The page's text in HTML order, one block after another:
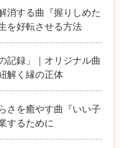
消する曲『握りしめた
を好転させる方法
記録」｜オリジナル曲
解く縁の正体
さを癒やす曲『いい子
するために